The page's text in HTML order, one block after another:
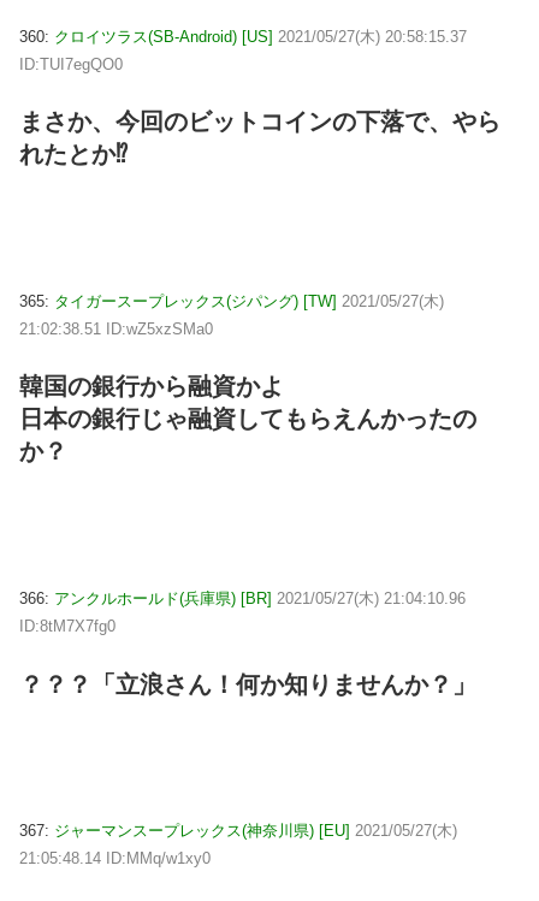
360: クロイツラス(SB-Android) [US] 2021/05/27(木) 20:58:15.37
ID:TUI7egQO0
まさか、今回のビットコインの下落で、やら
れたとか⁉︎
365: タイガースープレックス(ジパング) [TW] 2021/05/27(木)
21:02:38.51 ID:wZ5xzSMa0
韓国の銀行から融資かよ
日本の銀行じゃ融資してもらえんかったの
か？
366: アンクルホールド(兵庫県) [BR] 2021/05/27(木) 21:04:10.96
ID:8tM7X7fg0
？？？「立浪さん！何か知りませんか？」
367: ジャーマンスープレックス(神奈川県) [EU] 2021/05/27(木)
21:05:48.14 ID:MMq/w1xy0